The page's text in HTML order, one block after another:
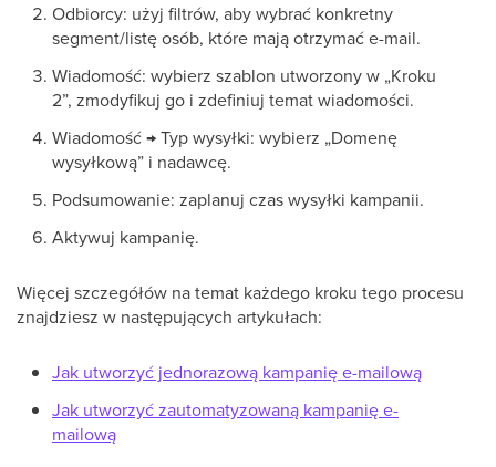
Odbiorcy: użyj filtrów, aby wybrać konkretny
segment/listę osób, które mają otrzymać e-mail.
Wiadomość: wybierz szablon utworzony w „Kroku
2”, zmodyfikuj go i zdefiniuj temat wiadomości.
Wiadomość → Typ wysyłki: wybierz „Domenę
wysyłkową” i nadawcę.
Podsumowanie: zaplanuj czas wysyłki kampanii.
Aktywuj kampanię.
Więcej szczegółów na temat każdego kroku tego procesu
znajdziesz w następujących artykułach:
Jak utworzyć jednorazową kampanię e-mailową
Jak utworzyć zautomatyzowaną kampanię e-
mailową